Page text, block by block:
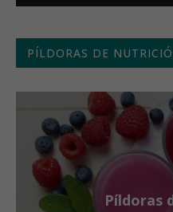
PÍLDORAS DE
Píldoras